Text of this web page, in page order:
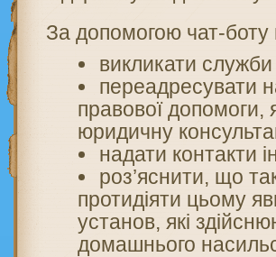
За допомогою чат-
викликати
переадресувати
правової допомоги,
юридичну
надати контакти
роз’яснити, що
протидіяти цьому
установ, які
домашнього